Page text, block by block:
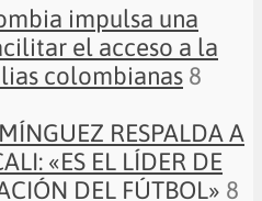
impulsa una
el acceso a la
colombianas 8
RESPALDA A
«ES EL LÍDER DE
DEL FÚTBOL» 8